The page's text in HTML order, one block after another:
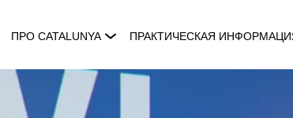
ПРО CATALUNYA ПРАКТИЧЕСКАЯ